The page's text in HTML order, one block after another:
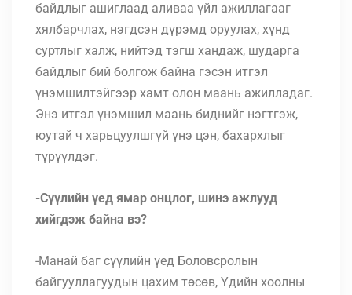
байдлыг ашиглаад аливаа үйл ажиллагааг
хялбарчлах, нэгдсэн дүрэмд оруулах, хүнд
суртлыг халж, нийтэд тэгш хандаж, шударга
байдлыг бий болгож байна гэсэн итгэл
үнэмшилтэйгээр хамт олон маань ажилладаг.
Энэ итгэл үнэмшил маань биднийг нэгтгэж,
юутай ч харьцуулшгүй үнэ цэн, бахархлыг
түрүүлдэг.
-Сүүлийн үед ямар онцлог, шинэ ажлууд
хийгдэж байна вэ?
-Манай баг cүүлийн үед Боловсролын
байгууллагуудын цахим төсөв, Үдийн хоолны